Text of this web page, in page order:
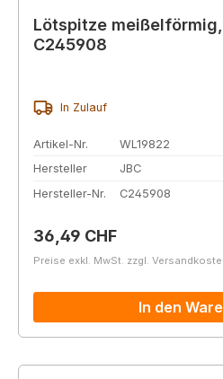
Lötspitze meißelförmig,
C245908
In Zulauf
Artikel-Nr.
WL19822
Hersteller
JBC
Hersteller-Nr.
C245908
Regulärer Preis:
36,49 CHF
Preise exkl. MwSt. zzgl.
In den